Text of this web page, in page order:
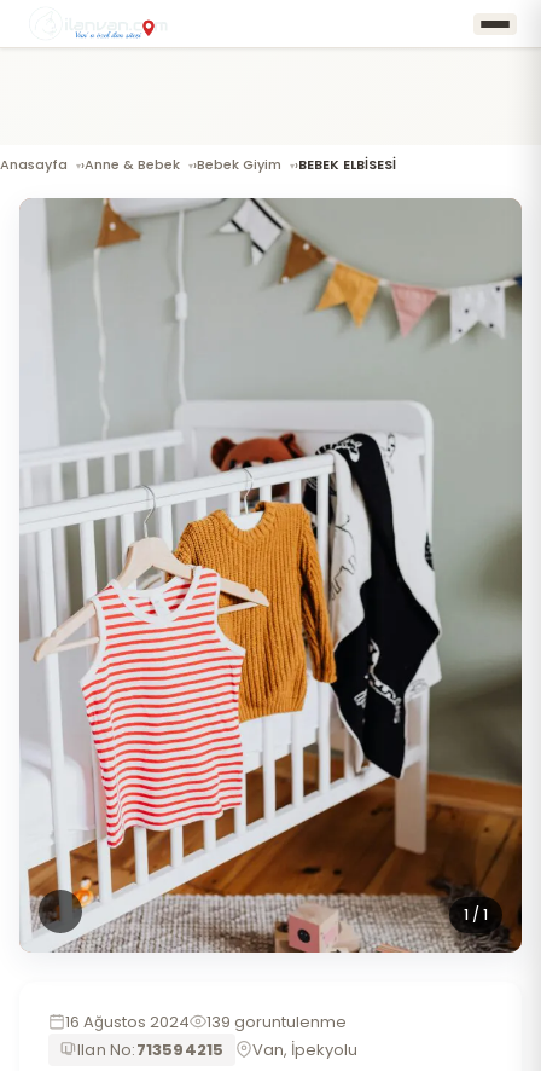
Anasayfa ›Anne & Bebek ›Bebek Giyim ›BEBEK ELBİSESİ
1 / 1
16 Ağustos 2024
139 goruntulenme
Ilan No:713594215 Van, İpekyolu